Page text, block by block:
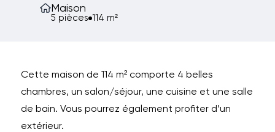
Maison
5 pièces 114 m²
Cette maison de 114 m² comporte 4 belles
chambres, un salon/séjour, une cuisine et une salle
de bain. Vous pourrez également profiter d’un
extérieur.